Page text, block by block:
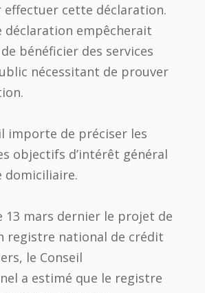
effectuer cette déclaration.
déclaration empêcherait
bénéficier des services
nécessitant de prouver
importe de préciser les
objectifs d’intérêt général
domiciliaire.
13 mars dernier le projet de
registre national de crédit
le Conseil
a estimé que le registre